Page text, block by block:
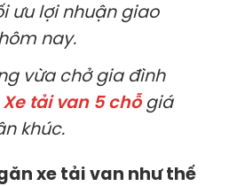
ưu lợi nhuận giao
nay.
vừa chở gia đình
Xe tải van 5 chỗgiá
khúc.
xe tải van như thế